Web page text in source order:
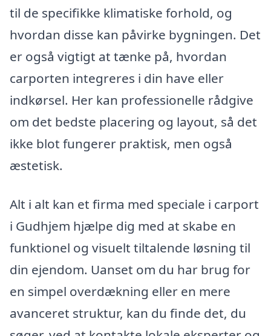
til de specifikke klimatiske forhold, og
hvordan disse kan påvirke bygningen. Det
er også vigtigt at tænke på, hvordan
carporten integreres i din have eller
indkørsel. Her kan professionelle rådgive
om det bedste placering og layout, så det
ikke blot fungerer praktisk, men også
æstetisk.
Alt i alt kan et firma med speciale i carport
i Gudhjem hjælpe dig med at skabe en
funktionel og visuelt tiltalende løsning til
din ejendom. Uanset om du har brug for
en simpel overdækning eller en mere
avanceret struktur, kan du finde det, du